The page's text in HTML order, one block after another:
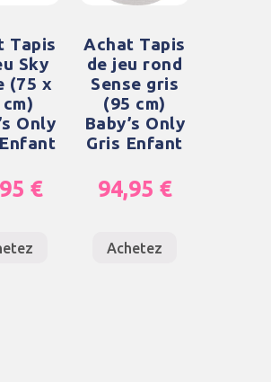
Tapis
Sky
(75 x
Only
€
Achat Tapis
de jeu rond
Sense gris
(95 cm)
Baby’s Only
Gris Enfant
94,95 €
Achetez